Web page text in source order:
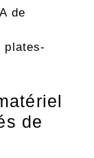
de
plates-
de